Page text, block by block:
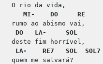
O rio da vida,
MI-
DO
RE
rumo ao abismo vai,
DO
LA-
SOL
deste fim horrível,
LA-
RE7 SOL
SOL7
quem me salvará?